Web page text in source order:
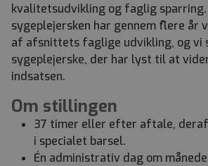
kvalitetsudvikling og faglig
sygeplejersken har gennem flere
af afsnittets faglige udvikling, og vi
sygeplejerske, der har lyst til at
indsatsen.
Om stillingen
37 timer eller efter aftale,
i specialet barsel.
Én administrativ dag om